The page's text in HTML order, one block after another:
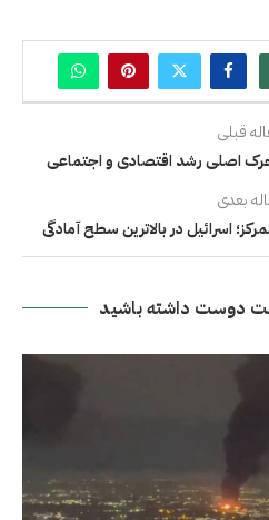
قبلی
اصلی رشد اقتصادی و اجتماعی
بعدی
اسرائیل در بالاترین سطح آمادگی
دوست داشته باشید